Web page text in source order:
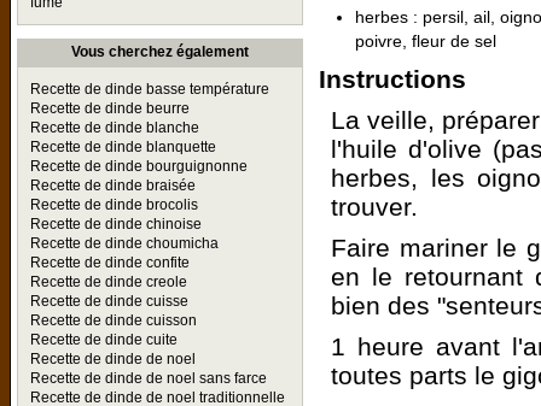
Vous cherchez également
Recette de dinde basse température
Recette de dinde beurre
Recette de dinde blanche
Recette de dinde blanquette
Recette de dinde bourguignonne
Recette de dinde braisée
Recette de dinde brocolis
Recette de dinde chinoise
Recette de dinde choumicha
Recette de dinde confite
Recette de dinde creole
Recette de dinde cuisse
Recette de dinde cuisson
Recette de dinde cuite
Recette de dinde de noel
Recette de dinde de noel sans farce
Recette de dinde de noel traditionnelle
herbes : persil, ail,
poivre, fleur de sel
Instructions
La veille,
l'huile d'olive
herbes, les
trouver.
Faire mariner le
en le retournant
bien des
1 heure avant
toutes parts le